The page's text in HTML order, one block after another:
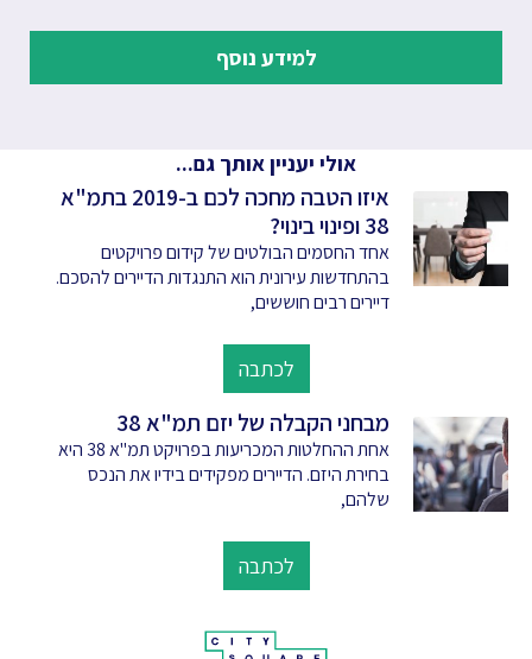
למידע נוסף
אולי יעניין אותך גם...
איזו הטבה מחכה לכם ב-2019 בתמ"א
38 ופינוי בינוי?
אחד החסמים הבולטים של קידום פרויקטים
בהתחדשות עירונית הוא התנגדות הדיירים להסכם.
דיירים רבים חוששים,
לכתבה
מבחני הקבלה של יזם תמ"א 38
אחת ההחלטות המכריעות בפרויקט תמ"א 38 היא
בחירת היזם. הדיירים מפקידים בידיו את הנכס
שלהם,
לכתבה